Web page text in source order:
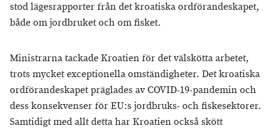
stod lägesrapporter från det kroatiska ordförandeskapet,
både om jordbruket och om fisket.
Ministrarna tackade Kroatien för det välskötta arbetet,
trots mycket exceptionella omständigheter. Det kroatiska
ordförandeskapet präglades av COVID-19-pandemin och
dess konsekvenser för EU:s jordbruks- och fiskesektorer.
Samtidigt med allt detta har Kroatien också skött